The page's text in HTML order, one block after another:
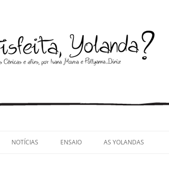
NOTÍCIAS ENSAIO AS YOLANDAS